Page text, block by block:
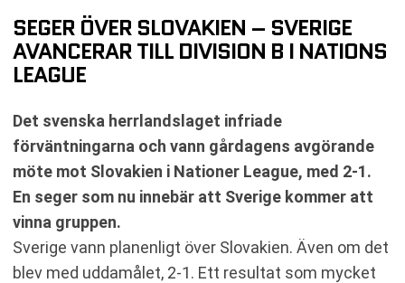
SEGER ÖVER SLOVAKIEN – SVERIGE
AVANCERAR TILL DIVISION B I NATIONS
LEAGUE
Det svenska herrlandslaget infriade
förväntningarna och vann gårdagens avgörande
möte mot Slovakien i Nationer League, med 2-1.
En seger som nu innebär att Sverige kommer att
vinna gruppen.
Sverige vann planenligt över Slovakien. Även om det
blev med uddamålet, 2-1. Ett resultat som mycket